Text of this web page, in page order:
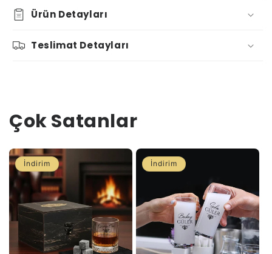
Ürün Detayları
Teslimat Detayları
Çok Satanlar
İndirim İndirim